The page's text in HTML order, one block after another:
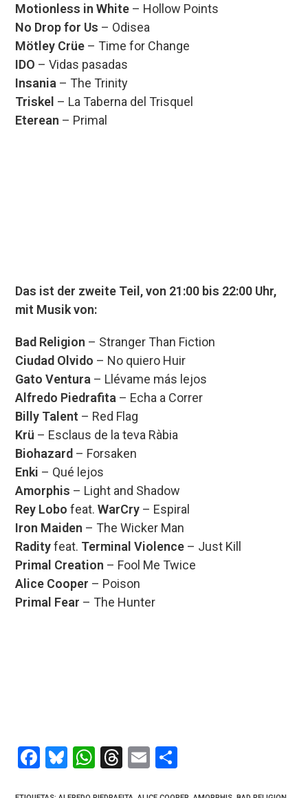
Motionless in White – Hollow Points
No Drop for Us – Odisea
Mötley Crüe – Time for Change
IDO – Vidas pasadas
Insania – The Trinity
Triskel – La Taberna del Trisquel
Eterean – Primal
Das ist der zweite Teil, von 21:00 bis 22:00 Uhr,
mit Musik von:
Bad Religion – Stranger Than Fiction
Ciudad Olvido – No quiero Huir
Gato Ventura – Llévame más lejos
Alfredo Piedrafita – Echa a Correr
Billy Talent – Red Flag
Krü – Esclaus de la teva Ràbia
Biohazard – Forsaken
Enki – Qué lejos
Amorphis – Light and Shadow
Rey Lobo feat.WarCry – Espiral
Iron Maiden – The Wicker Man
Radityfeat. Terminal Violence – Just Kill
Primal Creation – Fool Me Twice
Alice Cooper – Poison
Primal Fear – The Hunter
F
Bl W T
E